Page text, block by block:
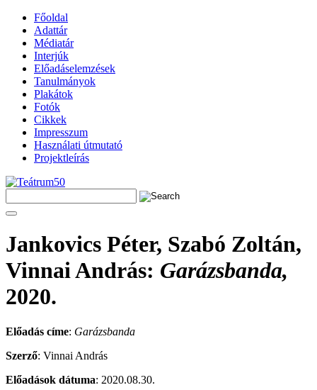
Főoldal
Adattár
Médiatár
Interjúk
Előadáselemzések
Tanulmányok
Plakátok
Fotók
Cikkek
Impresszum
Használati útmutató
Projektleírás
Jankovics Péter, Szabó Zoltán,
Vinnai András: Garázsbanda,
2020.
Előadás címe: Garázsbanda
Szerző: Vinnai András
Előadások dátuma: 2020.08.30.